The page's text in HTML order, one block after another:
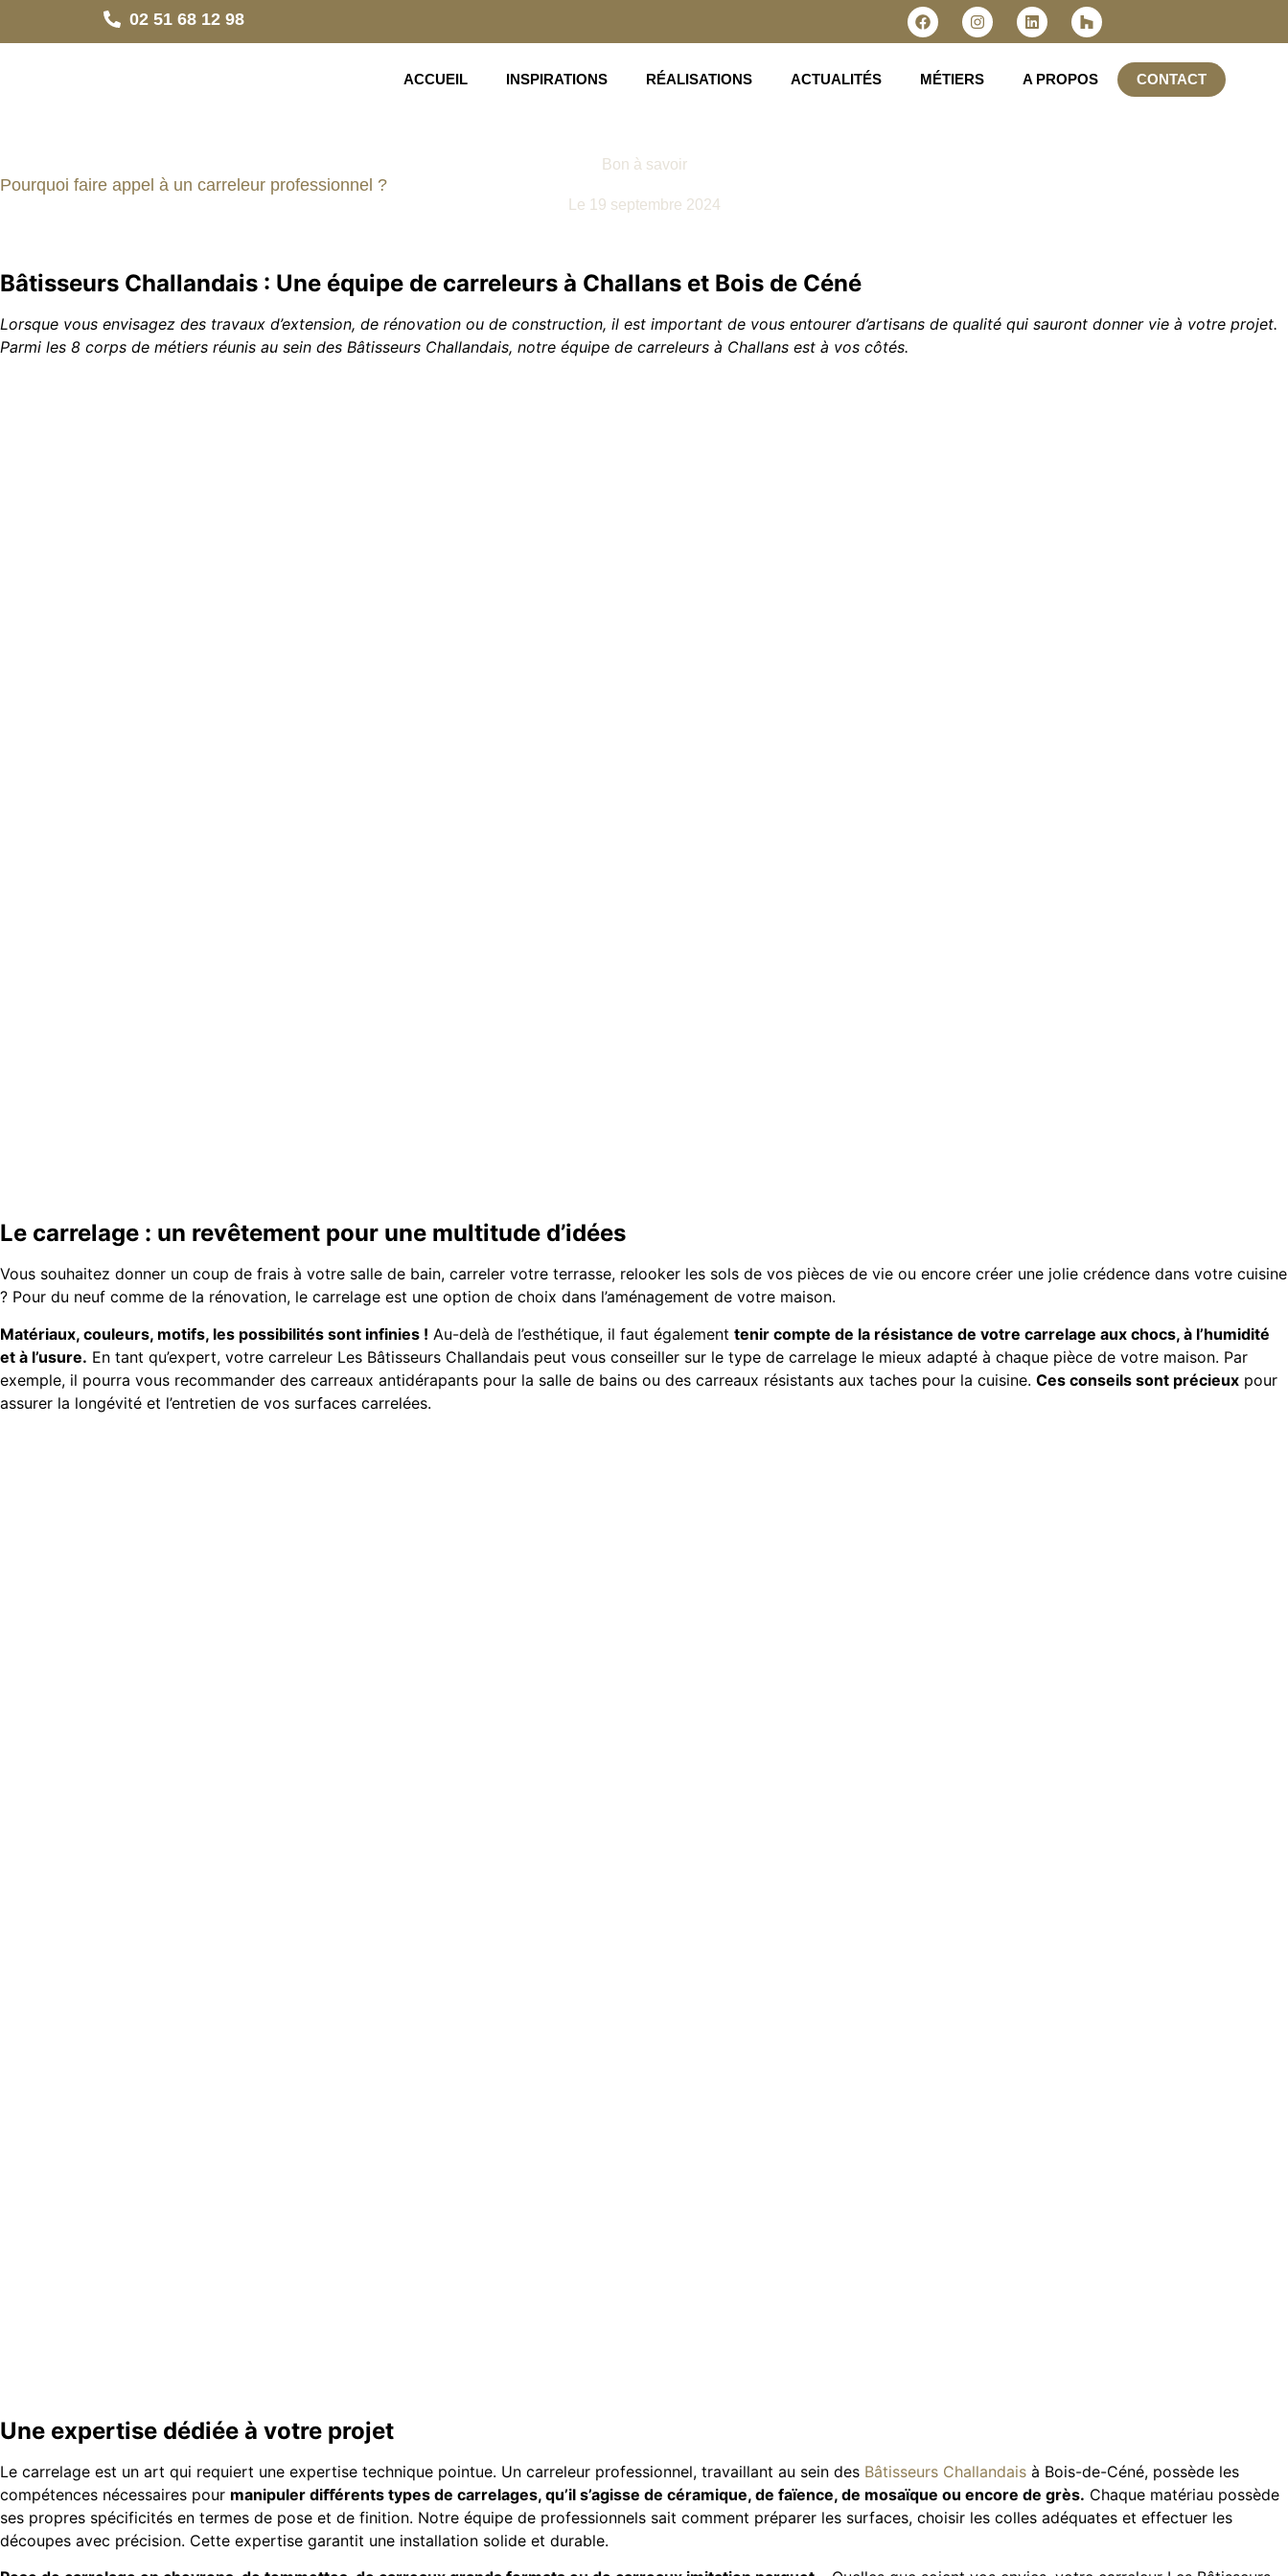
02 51 68 12 98
ACCUEIL INSPIRATIONS RÉALISATIONS ACTUALITÉS MÉTIERS A PROPOS CONTACT
Bon à savoir
Pourquoi faire appel à un carreleur professionnel ?
Le 19 septembre 2024
Bâtisseurs Challandais : Une équipe de carreleurs à Challans et Bois de Céné
Lorsque vous envisagez des travaux d’extension, de rénovation ou de construction, il est important de vous entourer d’artisans de qualité qui sauront donner vie à votre projet.
Parmi les 8 corps de métiers réunis au sein des Bâtisseurs Challandais, notre équipe de carreleurs à Challans est à vos côtés.
Le carrelage : un revêtement pour une multitude d’idées
Vous souhaitez donner un coup de frais à votre salle de bain, carreler votre terrasse, relooker les sols de vos pièces de vie ou encore créer une jolie crédence dans votre cuisine
? Pour du neuf comme de la rénovation, le carrelage est une option de choix dans l’aménagement de votre maison.
Matériaux, couleurs, motifs, les possibilités sont infinies ! Au-delà de l’esthétique, il faut également tenir compte de la résistance de votre carrelage aux chocs, à l’humidité
et à l’usure. En tant qu’expert, votre carreleur Les Bâtisseurs Challandais peut vous conseiller sur le type de carrelage le mieux adapté à chaque pièce de votre maison. Par
exemple, il pourra vous recommander des carreaux antidérapants pour la salle de bains ou des carreaux résistants aux taches pour la cuisine. Ces conseils sont précieux pour
assurer la longévité et l’entretien de vos surfaces carrelées.
Une expertise dédiée à votre projet
Le carrelage est un art qui requiert une expertise technique pointue. Un carreleur professionnel, travaillant au sein des Bâtisseurs Challandais à Bois-de-Céné, possède les
compétences nécessaires pour manipuler diﬀérents types de carrelages, qu’il s’agisse de céramique, de faïence, de mosaïque ou encore de grès. Chaque matériau possède
ses propres spécificités en termes de pose et de finition. Notre équipe de professionnels sait comment préparer les surfaces, choisir les colles adéquates et effectuer les
découpes avec précision. Cette expertise garantit une installation solide et durable.